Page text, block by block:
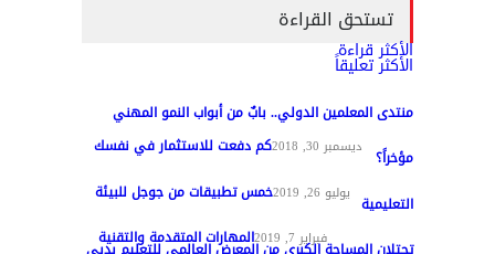
تستحق القراءة
الأكثر قراءة
الأكثر تعليقاً
منتدى المعلمين الدولي.. بابٌ من أبواب النمو المهني
تغطيات ديسمبر 30, 2018 كم دفعت للاستثمار في نفسك مؤخراً؟
مواد عامة يوليو 26, 2019 خمس تطبيقات من جوجل للبيئة التعليمية
تقنيات التعليم فبراير 7, 2019 المهارات المتقدمة والتقنية